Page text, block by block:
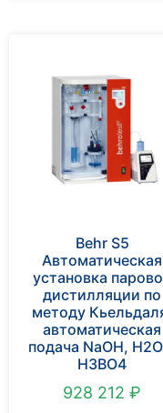
Behr S5
Автоматическая
установка
дистилляции по
методу
автоматическая
подача NaOH,
H3BO4
928 212 ₽